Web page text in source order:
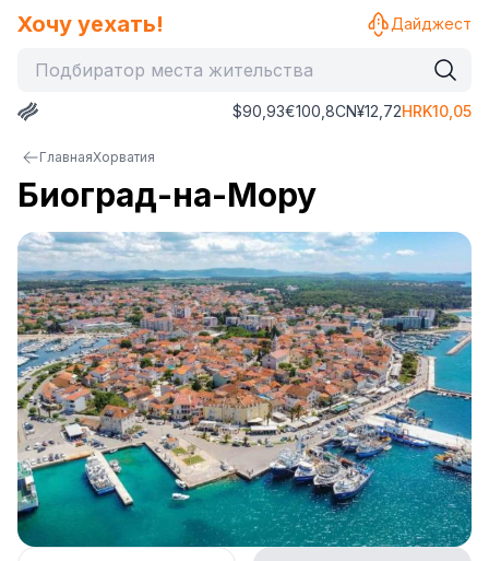
Хочу уехать!
$90,93€100,8CN¥12,72HRK10,05
Дайджест
ГлавнаяХорватия
Биоград-на-Мору